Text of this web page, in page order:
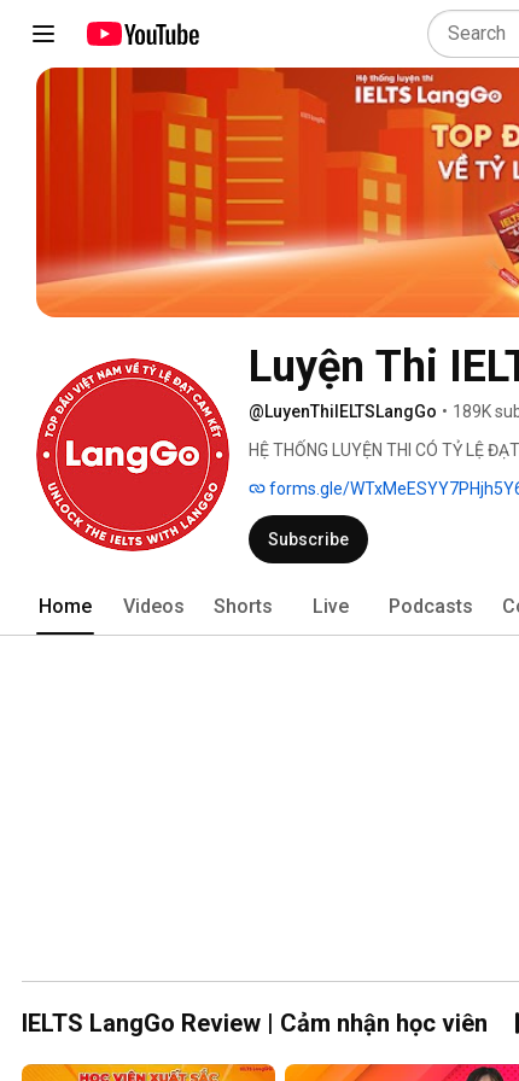
Luyện Thi
@LuyenThiIELTSLangGo • 189K
HỆ THỐNG LUYỆN THI CÓ TỶ LỆ
forms.gle/
Subscribe
Home Videos Shorts Live Podcasts
IELTS LangGo Review | Cảm nhận học viên